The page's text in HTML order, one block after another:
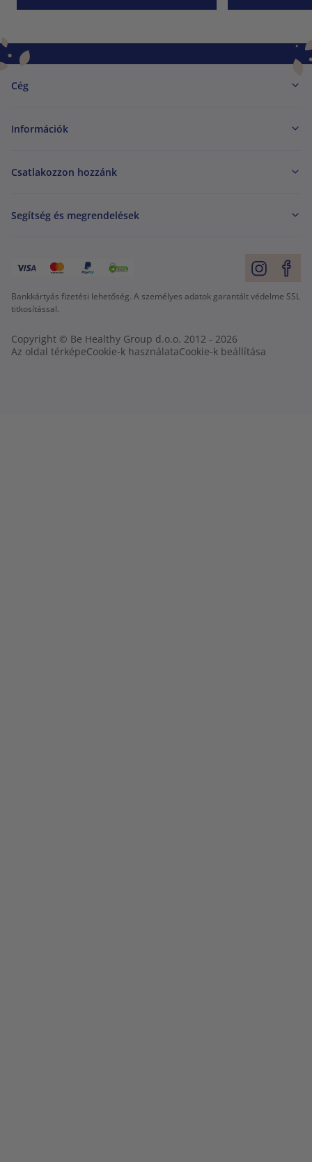
Cég
Információk
Csatlakozzon hozzánk
Segítség és megrendelések
Bankkártyás fizetési lehetőség. A személyes adatok garantált védelme SSL
titkosítással.
Copyright © Be Healthy Group d.o.o. 2012 - 2026
Az oldal térképeCookie-k használataCookie-k beállítása